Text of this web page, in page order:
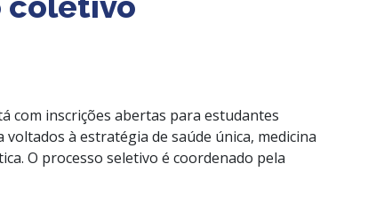
com inscrições abertas para estudantes
à estratégia de saúde única, medicina
O processo seletivo é coordenado pela